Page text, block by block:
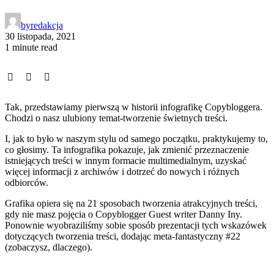
byredakcja
30 listopada, 2021
1 minute read
Tak, przedstawiamy pierwszą w historii infografikę Copybloggera.
Chodzi o nasz ulubiony temat-tworzenie świetnych treści.
I, jak to było w naszym stylu od samego początku, praktykujemy to,
co głosimy. Ta infografika pokazuje, jak zmienić przeznaczenie
istniejących treści w innym formacie multimedialnym, uzyskać
więcej informacji z archiwów i dotrzeć do nowych i różnych
odbiorców.
Grafika opiera się na 21 sposobach tworzenia atrakcyjnych treści,
gdy nie masz pojęcia o Copyblogger Guest writer Danny Iny.
Ponownie wyobraziliśmy sobie sposób prezentacji tych wskazówek
dotyczących tworzenia treści, dodając meta-fantastyczny #22
(zobaczysz, dlaczego).